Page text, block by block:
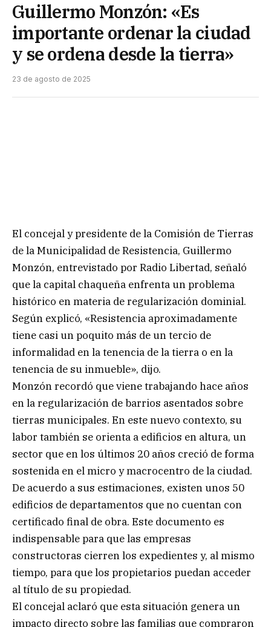
Guillermo Monzón: «Es
importante ordenar la ciudad
y se ordena desde la tierra»
23 de agosto de 2025
El concejal y presidente de la Comisión de Tierras
de la Municipalidad de Resistencia, Guillermo
Monzón, entrevistado por Radio Libertad, señaló
que la capital chaqueña enfrenta un problema
histórico en materia de regularización dominial.
Según explicó, «Resistencia aproximadamente
tiene casi un poquito más de un tercio de
informalidad en la tenencia de la tierra o en la
tenencia de su inmueble», dijo.
Monzón recordó que viene trabajando hace años
en la regularización de barrios asentados sobre
tierras municipales. En este nuevo contexto, su
labor también se orienta a edificios en altura, un
sector que en los últimos 20 años creció de forma
sostenida en el micro y macrocentro de la ciudad.
De acuerdo a sus estimaciones, existen unos 50
edificios de departamentos que no cuentan con
certificado final de obra. Este documento es
indispensable para que las empresas
constructoras cierren los expedientes y, al mismo
tiempo, para que los propietarios puedan acceder
al título de su propiedad.
El concejal aclaró que esta situación genera un
impacto directo sobre las familias que compraron